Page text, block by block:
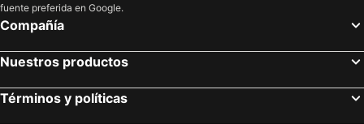
fuente preferida en Google.
Compañía
Nuestros productos
Términos y políticas